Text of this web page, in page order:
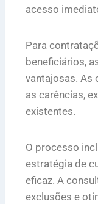
acesso
Para
beneficiários,
vantajosas. As
as carências,
existentes.
O processo
estratégia de
eficaz. A
exclusões e